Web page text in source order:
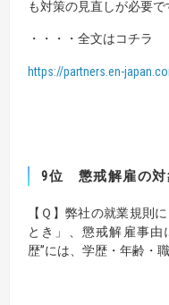
も対策の見直しが必要で
・・・・全文はコチラ
https://partners.en-
9位 懲戒解雇の
【Ｑ】弊社の就業規則
とき」、懲戒解雇事
歴”には、学歴・年齢・